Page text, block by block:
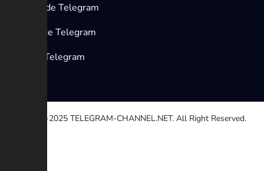
Canales de Telegram
Grupos de Telegram
Bots de Telegram
© 2020-2025 TELEGRAM-CHANNEL.NET. All Right Reserved.